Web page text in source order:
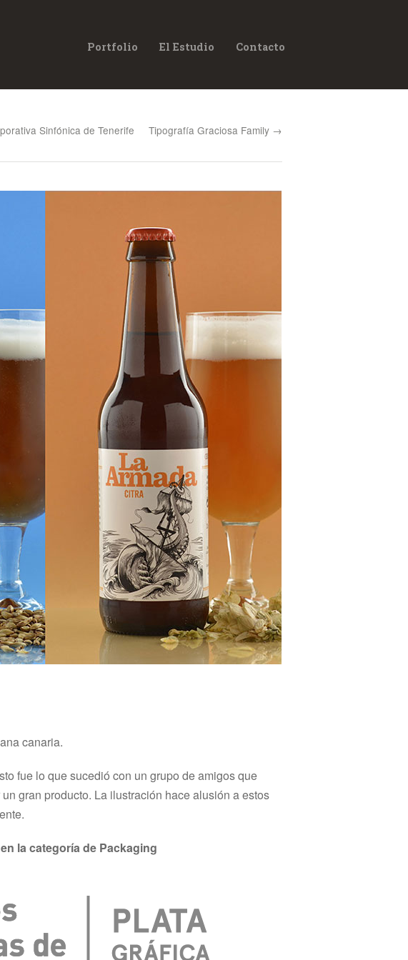
Portfolio El Estudio Contacto
Sinfónica de Tenerife Tipografía Graciosa Family →
canaria.
fue lo que sucedió con un grupo de amigos que
gran producto. La ilustración hace alusión a estos
la categoría de Packaging